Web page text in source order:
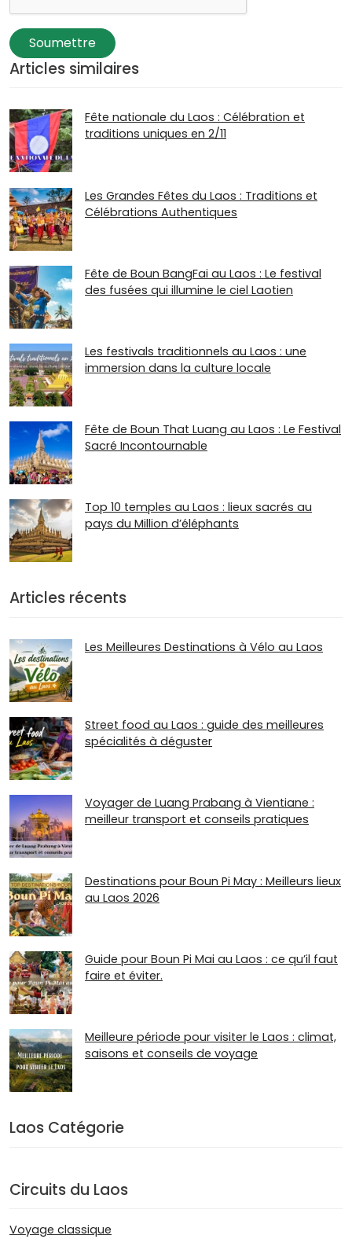
Soumettre
Articles similaires
Fête nationale du Laos : Célébration et
traditions uniques en 2/11
Les Grandes Fêtes du Laos : Traditions et
Célébrations Authentiques
Fête de Boun BangFai au Laos : Le festival
des fusées qui illumine le ciel Laotien
Les festivals traditionnels au Laos : une
immersion dans la culture locale
Fête de Boun That Luang au Laos : Le Festival
Sacré Incontournable
Top 10 temples au Laos : lieux sacrés au
pays du Million d’éléphants
Articles récents
Les Meilleures Destinations à Vélo au Laos
Street food au Laos : guide des meilleures
spécialités à déguster
Voyager de Luang Prabang à Vientiane :
meilleur transport et conseils pratiques
Destinations pour Boun Pi May : Meilleurs lieux
au Laos 2026
Guide pour Boun Pi Mai au Laos : ce qu’il faut
faire et éviter.
Meilleure période pour visiter le Laos : climat,
saisons et conseils de voyage
Laos Catégorie
Circuits du Laos
Voyage classique